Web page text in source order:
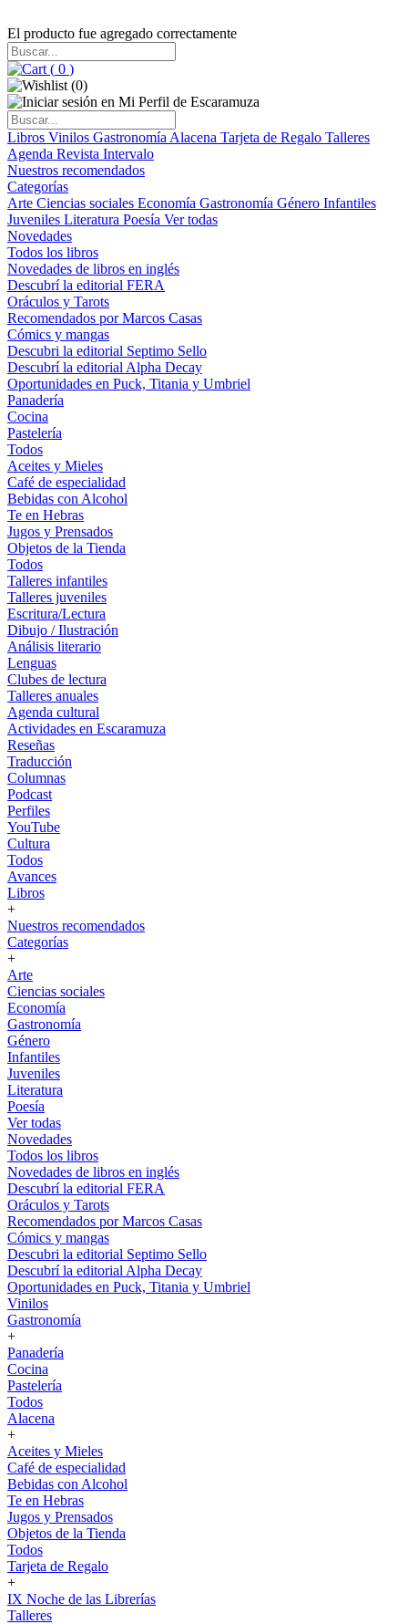
El producto fue agregado correctamente
( 0 )
(0)
Libros Vinilos Gastronomía Alacena Tarjeta de Regalo Talleres
Agenda Revista Intervalo
Nuestros recomendados
Categorías
Arte Ciencias sociales Economía Gastronomía Género Infantiles
Juveniles Literatura Poesía Ver todas
Novedades
Todos los libros
Novedades de libros en inglés
Descubrí la editorial FERA
Oráculos y Tarots
Recomendados por Marcos Casas
Cómics y mangas
Descubri la editorial Septimo Sello
Descubrí la editorial Alpha Decay
Oportunidades en Puck, Titania y Umbriel
Panadería
Cocina
Pastelería
Todos
Aceites y Mieles
Café de especialidad
Bebidas con Alcohol
Te en Hebras
Jugos y Prensados
Objetos de la Tienda
Todos
Talleres infantiles
Talleres juveniles
Escritura/Lectura
Dibujo / Ilustración
Análisis literario
Lenguas
Clubes de lectura
Talleres anuales
Agenda cultural
Actividades en Escaramuza
Reseñas
Traducción
Columnas
Podcast
Perfiles
YouTube
Cultura
Todos
Avances
Libros
+
Nuestros recomendados
Categorías
+
Arte
Ciencias sociales
Economía
Gastronomía
Género
Infantiles
Juveniles
Literatura
Poesía
Ver todas
Novedades
Todos los libros
Novedades de libros en inglés
Descubrí la editorial FERA
Oráculos y Tarots
Recomendados por Marcos Casas
Cómics y mangas
Descubri la editorial Septimo Sello
Descubrí la editorial Alpha Decay
Oportunidades en Puck, Titania y Umbriel
Vinilos
Gastronomía
+
Panadería
Cocina
Pastelería
Todos
Alacena
+
Aceites y Mieles
Café de especialidad
Bebidas con Alcohol
Te en Hebras
Jugos y Prensados
Objetos de la Tienda
Todos
Tarjeta de Regalo
+
IX Noche de las Librerías
Talleres